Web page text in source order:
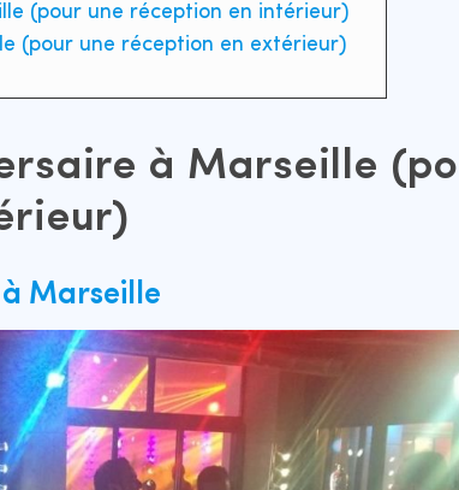
(pour une réception en intérieur)
(pour une réception en extérieur)
à Marseille
Marseille